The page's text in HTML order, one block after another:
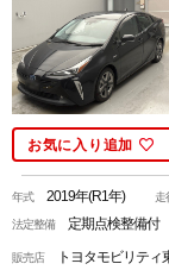
お気に入り追加
年式2019年(R1年) 走
法定整備定期点検整備付
販売店トヨタモビリティ